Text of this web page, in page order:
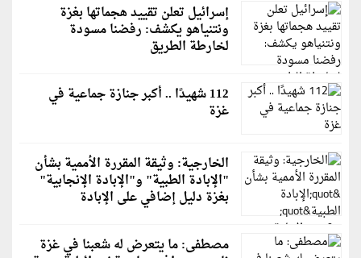
إسرائيل تعلن تقييد هجماتها بغزة
ونتنياهو يكشف: رفضنا مسودة
لخارطة الطريق
112 شهيدًا .. أكبر جنازة جماعية في
غزة
الخارجية: وثيقة المقررة الأممية بشأن
"الإبادة الطبية" و"الإبادة الإنجابية"
بغزة دليل إضافي على الإبادة
مصطفى: ما يتعرض له شعبنا في غزة